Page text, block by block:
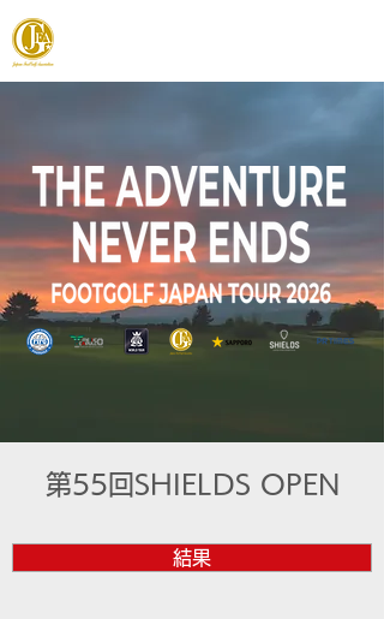
第55回SHIELDS OPEN
結果